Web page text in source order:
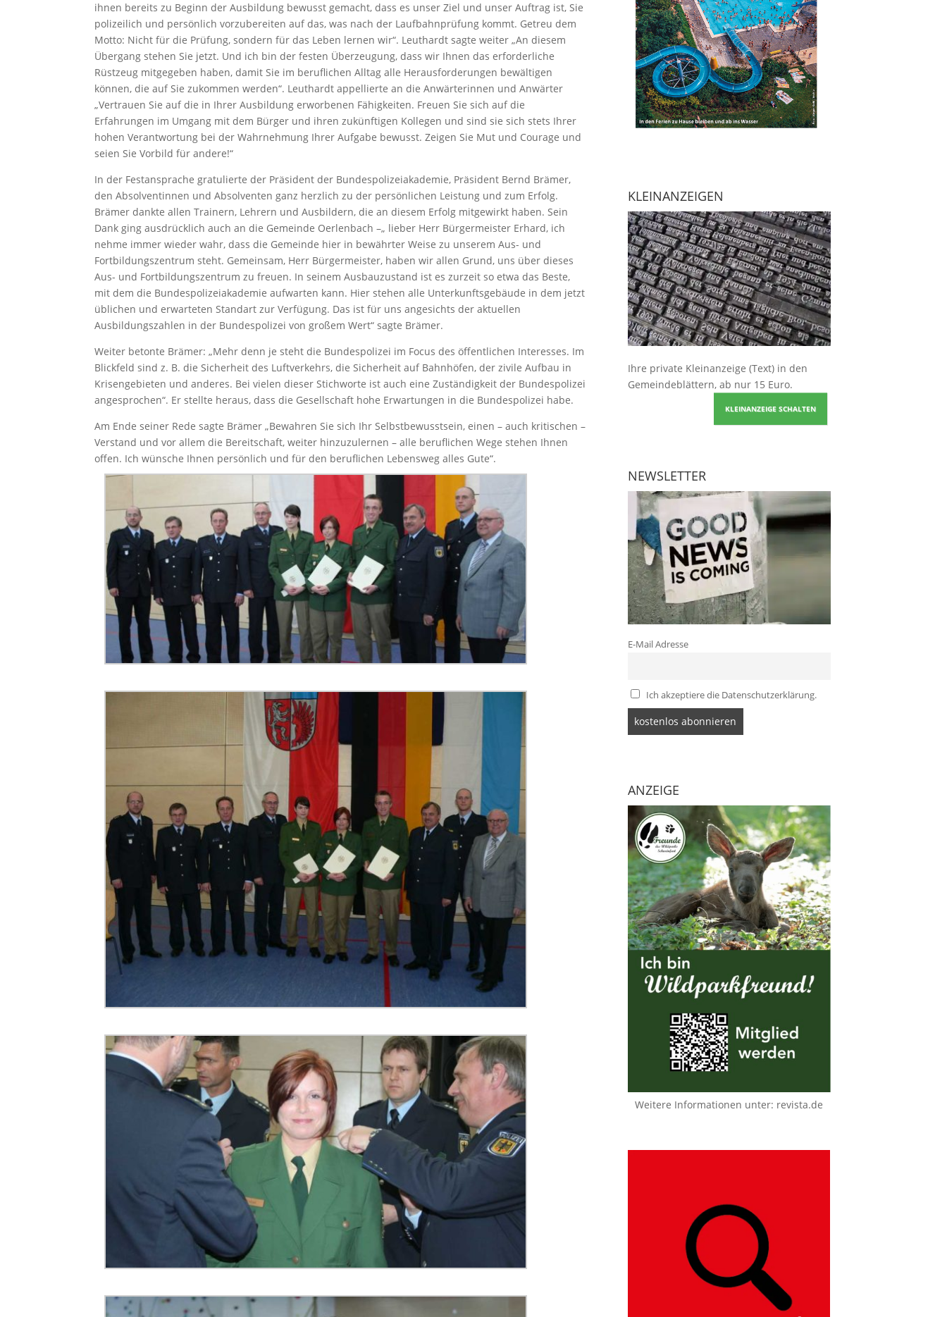
ihnen bereits zu Beginn der Ausbildung bewusst gemacht, dass es unser Ziel und unser Auftrag ist, Sie
polizeilich und persönlich vorzubereiten auf das, was nach der Laufbahnprüfung kommt. Getreu dem
Motto: Nicht für die Prüfung, sondern für das Leben lernen wir“. Leuthardt sagte weiter „An diesem
Übergang stehen Sie jetzt. Und ich bin der festen Überzeugung, dass wir Ihnen das erforderliche
Rüstzeug mitgegeben haben, damit Sie im beruflichen Alltag alle Herausforderungen bewältigen
können, die auf Sie zukommen werden“. Leuthardt appellierte an die Anwärterinnen und Anwärter
„Vertrauen Sie auf die in Ihrer Ausbildung erworbenen Fähigkeiten. Freuen Sie sich auf die
Erfahrungen im Umgang mit dem Bürger und ihren zukünftigen Kollegen und sind sie sich stets Ihrer
hohen Verantwortung bei der Wahrnehmung Ihrer Aufgabe bewusst. Zeigen Sie Mut und Courage und
seien Sie Vorbild für andere!“
In der Festansprache gratulierte der Präsident der Bundespolizeiakademie, Präsident Bernd Brämer,
den Absolventinnen und Absolventen ganz herzlich zu der persönlichen Leistung und zum Erfolg.
Brämer dankte allen Trainern, Lehrern und Ausbildern, die an diesem Erfolg mitgewirkt haben. Sein
Dank ging ausdrücklich auch an die Gemeinde Oerlenbach –„ lieber Herr Bürgermeister Erhard, ich
nehme immer wieder wahr, dass die Gemeinde hier in bewährter Weise zu unserem Aus- und
Fortbildungszentrum steht. Gemeinsam, Herr Bürgermeister, haben wir allen Grund, uns über dieses
Aus- und Fortbildungszentrum zu freuen. In seinem Ausbauzustand ist es zurzeit so etwa das Beste,
mit dem die Bundespolizeiakademie aufwarten kann. Hier stehen alle Unterkunftsgebäude in dem jetzt
üblichen und erwarteten Standart zur Verfügung. Das ist für uns angesichts der aktuellen
Ausbildungszahlen in der Bundespolizei von großem Wert“ sagte Brämer.
Weiter betonte Brämer: „Mehr denn je steht die Bundespolizei im Focus des öffentlichen Interesses. Im
Blickfeld sind z. B. die Sicherheit des Luftverkehrs, die Sicherheit auf Bahnhöfen, der zivile Aufbau in
Krisengebieten und anderes. Bei vielen dieser Stichworte ist auch eine Zuständigkeit der Bundespolizei
angesprochen“. Er stellte heraus, dass die Gesellschaft hohe Erwartungen in die Bundespolizei habe.
Am Ende seiner Rede sagte Brämer „Bewahren Sie sich Ihr Selbstbewusstsein, einen – auch kritischen –
Verstand und vor allem die Bereitschaft, weiter hinzuzulernen – alle beruflichen Wege stehen Ihnen
offen. Ich wünsche Ihnen persönlich und für den beruflichen Lebensweg alles Gute“.
KLEINANZEIGEN
Ihre private Kleinanzeige (Text) in den
Gemeindeblättern, ab nur 15 Euro.
KLEINANZEIGE SCHALTEN
NEWSLETTER
E-Mail Adresse
Ich akzeptiere die Datenschutzerklärung.
ANZEIGE
Weitere Informationen unter: revista.de